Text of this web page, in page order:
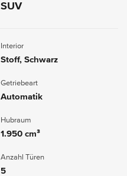
SUV
Interior
Stoff, Schwarz
Getriebeart
Automatik
Hubraum
1.950 cm³
Anzahl Türen
5